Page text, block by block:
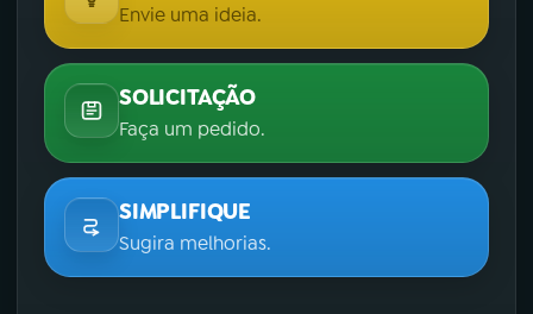
Envie uma ideia.
SOLICITAÇÃO
Faça um pedido.
SIMPLIFIQUE
Sugira melhorias.